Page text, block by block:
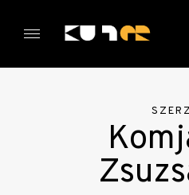
KULTer.hu